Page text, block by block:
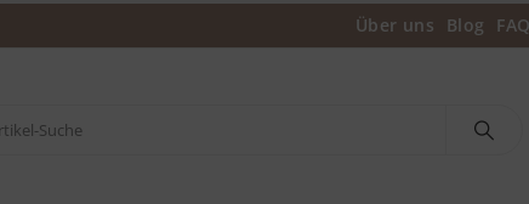
Über uns Blog FAQ